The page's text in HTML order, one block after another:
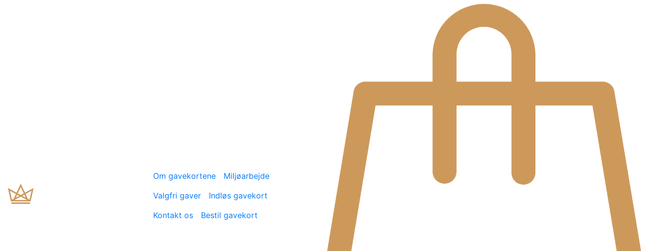
Om gavekortene
Miljøarbejde
Valgfri gaver
Indløs gavekort
Kontakt os
Bestil gavekort